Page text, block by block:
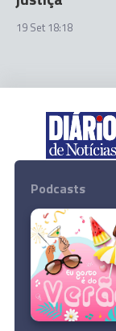
19 Set 18:18
©
Podcasts